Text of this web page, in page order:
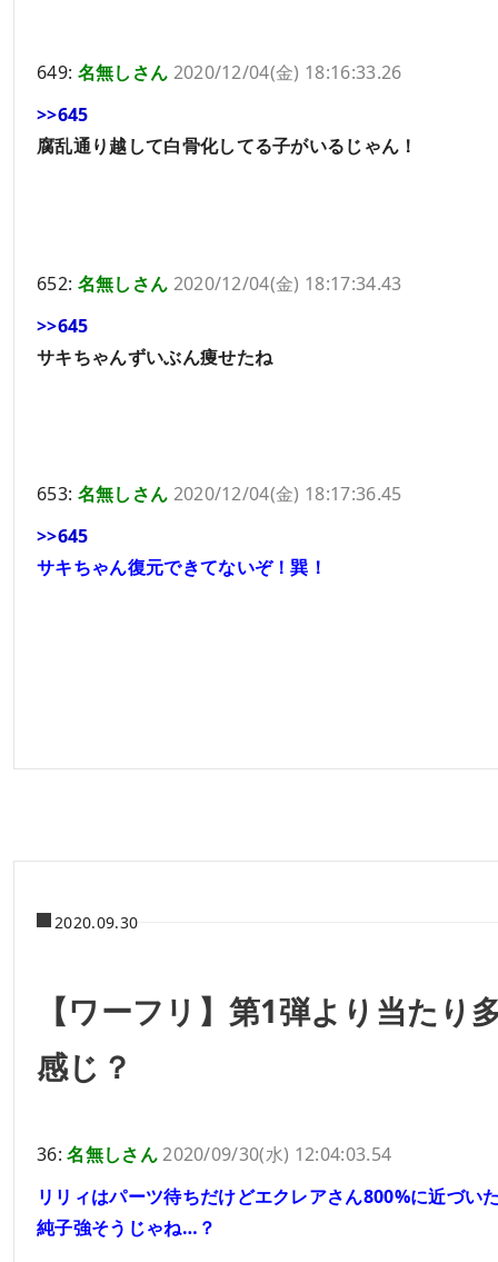
649: 名無しさん 2020/12/04(金) 18:16:33.26
>>645
腐乱通り越して白骨化してる子がいるじゃん！
652: 名無しさん 2020/12/04(金) 18:17:34.43
>>645
サキちゃんずいぶん痩せたね
653: 名無しさん 2020/12/04(金) 18:17:36.45
>>645
サキちゃん復元できてないぞ！巽！
2020.09.30
【ワーフリ】第1弾より当た
感じ？
36:名無しさん2020/09/30(水) 12:04:03.54
リリィはパーツ待ちだけどエクレアさん800%に近づい
純子強そうじゃね…？